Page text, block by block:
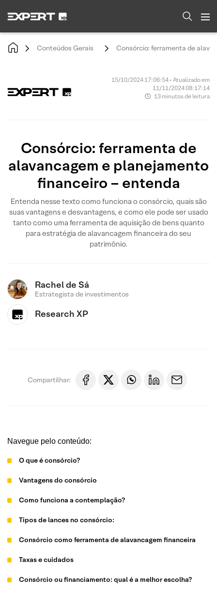
Conteúdos Gerais Consórcio: ferramenta de
15/10/2024 17:06:54 • Atualizado em
11/11/2024 08:17:14
13 minutos de leitura
Consórcio: ferramenta de
alavancagem e planejamento
financeiro – entenda
Entenda nesse texto como funciona o consórcio, quais são
suas vantagens e desvantagens, e como ele pode ser usado
tanto como uma ferramenta de aquisição de bens quanto
para estratégia de alavancagem financeira do seu
patrimônio.
Rachel de Sá
Estrategista de investimentos
Research XP
Compartilhar:
Navegue pelo conteúdo:
O que é consórcio?
Vantagens do consórcio
Como funciona a contemplação?
Tipos de lances no consórcio:
Consórcio como ferramenta de alavancagem financeira
Taxas e cuidados
Consórcio ou financiamento: qual é a melhor escolha?